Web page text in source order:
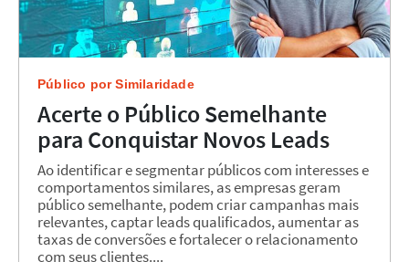
Público por Similaridade
Acerte o Público Semelhante
para Conquistar Novos Leads
Ao identificar e segmentar públicos com interesses e
comportamentos similares, as empresas geram
público semelhante, podem criar campanhas mais
relevantes, captar leads qualificados, aumentar as
taxas de conversões e fortalecer o relacionamento
com seus clientes....